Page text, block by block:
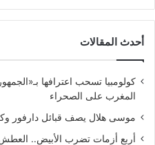
أحدث المقالات
كولومبيا تسحب اعترافها
المغرب على الصحراء
موسى هلال يصف قبائل دارفور
أربع أزمات تضرب الأبيض.. العطش